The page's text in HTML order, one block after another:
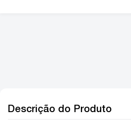
Descrição do Produto